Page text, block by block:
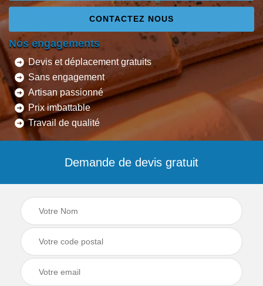
CONTACTEZ NOUS
Nos engagements
Devis et déplacement gratuits
Sans engagement
Artisan passionné
Prix imbattable
Travail de qualité
Demande de devis gratuit